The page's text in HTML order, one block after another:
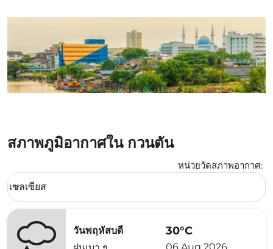
สภาพภูมิอากาศใน กวนตัน
หน่วยวัดสภาพอากาศ:
Weather unit option เซลเซียส Selected
เซลเซียส
keyboard_arrow_down
วันพฤหัสบดี
30°C
06 Aug 2026